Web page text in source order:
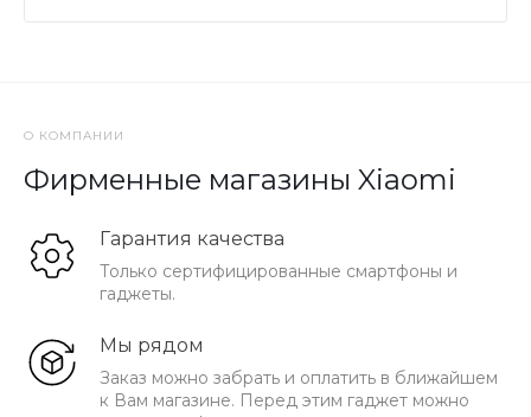
О КОМПАНИИ
Фирменные магазины Xiaomi
Гарантия качества
Только сертифицированные смартфоны и
гаджеты.
Мы рядом
Заказ можно забрать и оплатить в ближайшем
к Вам магазине. Перед этим гаджет можно